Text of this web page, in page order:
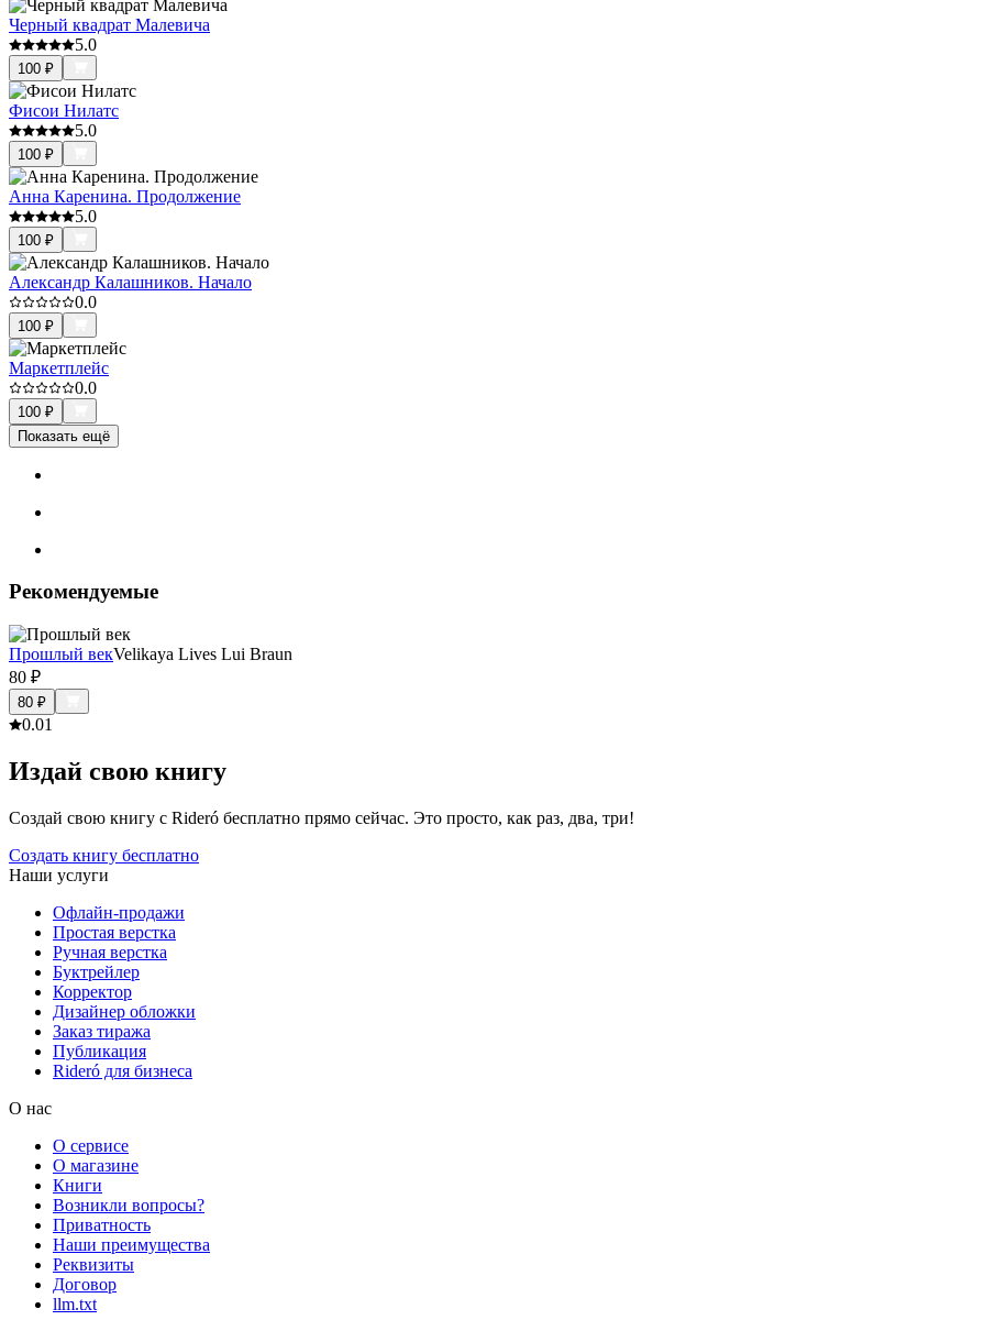
Черный квадрат Малевича
5.0
100 ₽
Фисои Нилатс
5.0
100 ₽
Анна Каренина. Продолжение
5.0
100 ₽
Александр Калашников. Начало
0.0
100 ₽
Маркетплейс
0.0
100 ₽
Показать ещё
Рекомендуемые
Прошлый векVelikaya Lives Lui Braun
80 ₽
80 ₽
0.01
Издай свою книгу
Создай свою книгу с Rideró бесплатно прямо сейчас. Это просто, как раз, два, три!
Создать книгу бесплатно
Наши услуги
Офлайн-продажи
Простая верстка
Ручная верстка
Буктрейлер
Корректор
Дизайнер обложки
Заказ тиража
Публикация
Rideró для бизнеса
О нас
О сервисе
О магазине
Книги
Возникли вопросы?
Приватность
Наши преимущества
Реквизиты
Договор
llm.txt